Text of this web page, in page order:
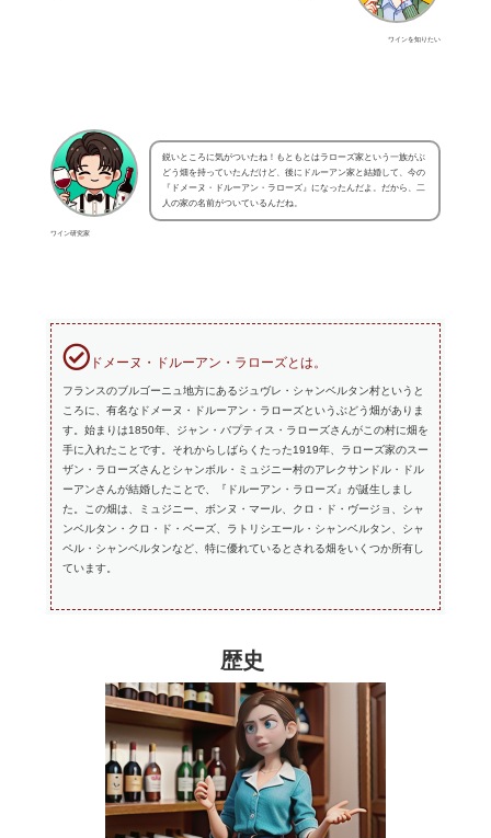
ワインを知りたい
ワイン研究家
鋭いところに気がついたね！もともとはラローズ家という一族がぶ
どう畑を持っていたんだけど、後にドルーアン家と結婚して、今の
『ドメーヌ・ドルーアン・ラローズ』になったんだよ。だから、二
人の家の名前がついているんだね。
ドメーヌ・ドルーアン・ラローズとは。
フランスのブルゴーニュ地方にあるジュヴレ・シャンベルタン村というと
ころに、有名なドメーヌ・ドルーアン・ラローズというぶどう畑がありま
す。始まりは1850年、ジャン・バプティス・ラローズさんがこの村に畑を
手に入れたことです。それからしばらくたった1919年、ラローズ家のスー
ザン・ラローズさんとシャンボル・ミュジニー村のアレクサンドル・ドル
ーアンさんが結婚したことで、『ドルーアン・ラローズ』が誕生しまし
た。この畑は、ミュジニー、ボンヌ・マール、クロ・ド・ヴージョ、シャ
ンベルタン・クロ・ド・ベーズ、ラトリシエール・シャンベルタン、シャ
ペル・シャンベルタンなど、特に優れているとされる畑をいくつか所有し
ています。
歴史